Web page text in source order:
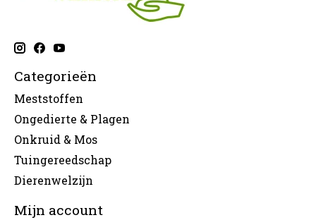
Categorieën
Meststoffen
Ongedierte & Plagen
Onkruid & Mos
Tuingereedschap
Dierenwelzijn
Mijn account